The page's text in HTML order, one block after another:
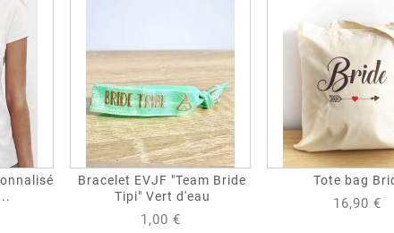
Bracelet EVJF "Team Bride
Tipi" Vert d'eau
1,00 €
Tote bag
16,90 €